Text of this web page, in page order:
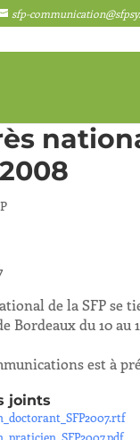
sfp-
de la SFP se
Bordeaux du 10 au
est à
joints